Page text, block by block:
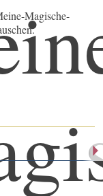
Magische-